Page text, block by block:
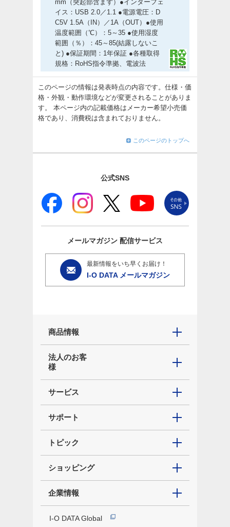
mm（突起部含まず）●インターフェ
イス：USB 2.0／1.1 ●電源電圧：D
C5V 1.5A（IN）／1A（OUT）●使用
温度範囲（℃）：5～35 ●使用湿度
範囲（％）：45～85(結露しないこ
と) ●保証期間：1年保証 ●各種取得
規格：RoHS指令準拠、電波法
このページの情報は発表時点の内容です。仕様・価
格・外観・動作環境などが変更されることがありま
す。 本ページ内の記載価格はメーカー希望小売価
格であり、消費税は含まれておりません。
このページのトップへ
公式SNS
メールマガジン 配信サービス
最新情報をいち早くお届け！
I-O DATA メールマガジン
商品情報
法人のお客
様
サービス
サポート
トピック
ショッピング
企業情報
I-O DATA Global